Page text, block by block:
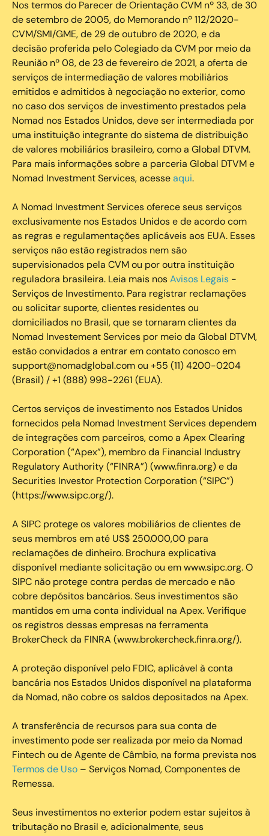
Nos termos do Parecer de Orientação CVM nº 33, de 30
de setembro de 2005, do Memorando nº 112/2020-
CVM/SMI/GME, de 29 de outubro de 2020, e da
decisão proferida pelo Colegiado da CVM por meio da
Reunião nº 08, de 23 de fevereiro de 2021, a oferta de
serviços de intermediação de valores mobiliários
emitidos e admitidos à negociação no exterior, como
no caso dos serviços de investimento prestados pela
Nomad nos Estados Unidos, deve ser intermediada por
uma instituição integrante do sistema de distribuição
de valores mobiliários brasileiro, como a Global DTVM.
Para mais informações sobre a parceria Global DTVM e
Nomad Investment Services, acesseaqui.
A Nomad Investment Services oferece seus serviços
exclusivamente nos Estados Unidos e de acordo com
as regras e regulamentações aplicáveis aos EUA. Esses
serviços não estão registrados nem são
supervisionados pela CVM ou por outra instituição
reguladora brasileira. Leia mais nosAvisos Legais -
Serviços de Investimento. Para registrar reclamações
ou solicitar suporte, clientes residentes ou
domiciliados no Brasil, que se tornaram clientes da
Nomad Investement Services por meio da Global DTVM,
estão convidados a entrar em contato conosco em
support@nomadglobal.com ou +55 (11) 4200-0204
(Brasil) / +1 (888) 998-2261 (EUA).
Certos serviços de investimento nos Estados Unidos
fornecidos pela Nomad Investment Services dependem
de integrações com parceiros, como a Apex Clearing
Corporation (“Apex”), membro da Financial Industry
Regulatory Authority (“FINRA”) (www.finra.org) e da
Securities Investor Protection Corporation (“SIPC”)
(https://www.sipc.org/).
A SIPC protege os valores mobiliários de clientes de
seus membros em até US$ 250.000,00 para
reclamações de dinheiro. Brochura explicativa
disponível mediante solicitação ou em www.sipc.org. O
SIPC não protege contra perdas de mercado e não
cobre depósitos bancários. Seus investimentos são
mantidos em uma conta individual na Apex. Verifique
os registros dessas empresas na ferramenta
BrokerCheck da FINRA (www.brokercheck.finra.org/).
A proteção disponível pelo FDIC, aplicável à conta
bancária nos Estados Unidos disponível na plataforma
da Nomad, não cobre os saldos depositados na Apex.
A transferência de recursos para sua conta de
investimento pode ser realizada por meio da Nomad
Fintech ou de Agente de Câmbio, na forma prevista nos
Termos de Uso – Serviços Nomad, Componentes de
Remessa.
Seus investimentos no exterior podem estar sujeitos à
tributação no Brasil e, adicionalmente, seus